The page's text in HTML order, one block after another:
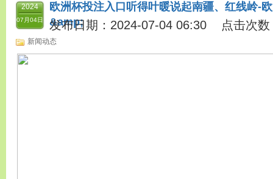
2024
07月04日
欧洲杯投注入口听得叶暖说起南疆、红线岭-
&amp;
发布日期：2024-07-04 06:30 点击次数
新闻动态